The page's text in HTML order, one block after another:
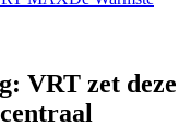
VRT zet deze